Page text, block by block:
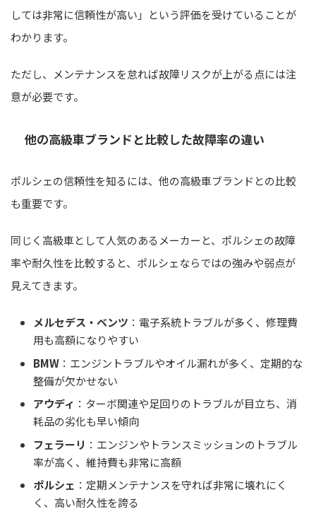
しては非常に信頼性が高い」という評価を受けていることが
わかります。
ただし、メンテナンスを怠れば故障リスクが上がる点には注
意が必要です。
他の高級車ブランドと比較した故障率の違い
ポルシェの信頼性を知るには、他の高級車ブランドとの比較
も重要です。
同じく高級車として人気のあるメーカーと、ポルシェの故障
率や耐久性を比較すると、ポルシェならではの強みや弱点が
見えてきます。
メルセデス・ベンツ ：電子系統トラブルが多く、修理費
用も高額になりやすい
BMW ：エンジントラブルやオイル漏れが多く、定期的な
整備が欠かせない
アウディ ：ターボ関連や足回りのトラブルが目立ち、消
耗品の劣化も早い傾向
フェラーリ ：エンジンやトランスミッションのトラブル
率が高く、維持費も非常に高額
ポルシェ ：定期メンテナンスを守れば非常に壊れにく
く、高い耐久性を誇る